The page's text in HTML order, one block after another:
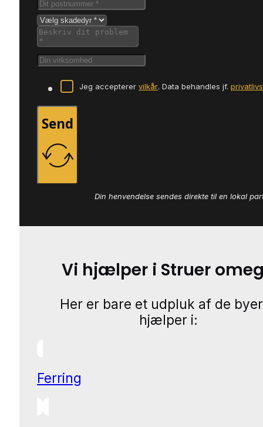
Jeg accepterer vilkår. Data behandles jf.
Send
Din henvendelse sendes direkte til en lokal
Vi hjælper i Struer
Her er bare et udpluk af de
hjælper i:
Ferring